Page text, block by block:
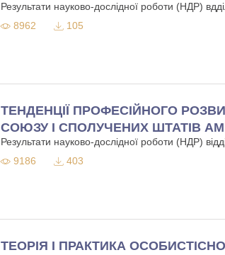
Результати науково-дослідної роботи (НДР)
8962
105
ТЕНДЕНЦІЇ ПРОФЕСІЙНОГО
СОЮЗУ І СПОЛУЧЕНИХ ШТАТІВ
Результати науково-дослідної роботи (НДР)
9186
403
ТЕОРІЯ І ПРАКТИКА